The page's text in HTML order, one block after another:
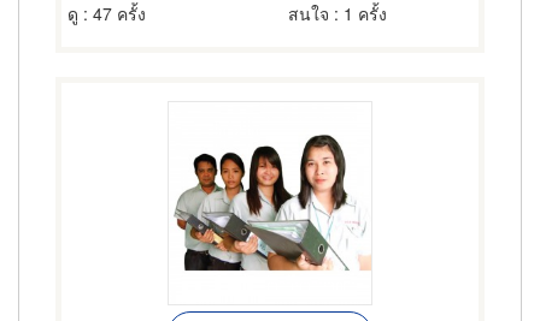
ดู : 47 ครั้ง สนใจ : 1 ครั้ง